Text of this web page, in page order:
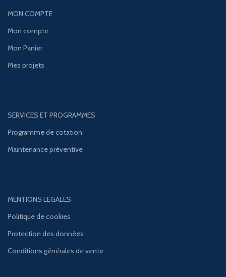
MON COMPTE
Mon compte
Mon Panier
Mes projets
SERVICES ET PROGRAMMES
Programme de cotation
Maintenance préventive
MENTIONS LEGALES
Politique de cookies
Protection des données
Conditions générales de vente